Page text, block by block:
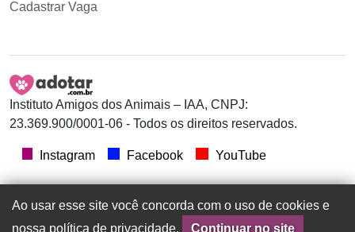
Cadastrar Vaga
Instituto Amigos dos Animais – IAA, CNPJ:
23.369.900/0001-06 - Todos os direitos reservados.
Instagram Facebook YouTube
Ao usar esse site você concorda com o uso de cookies e
nossa política de privacidade.
Continuar no site